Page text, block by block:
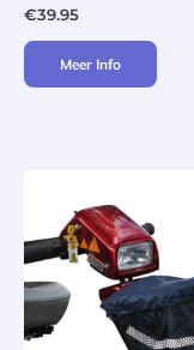
€39.95
Meer Info